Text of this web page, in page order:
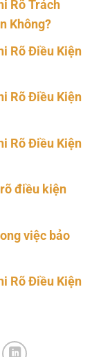
Rõ Trách
Không?
Rõ Điều Kiện
Rõ Điều Kiện
Rõ Điều Kiện
điều kiện
việc bảo
Rõ Điều Kiện